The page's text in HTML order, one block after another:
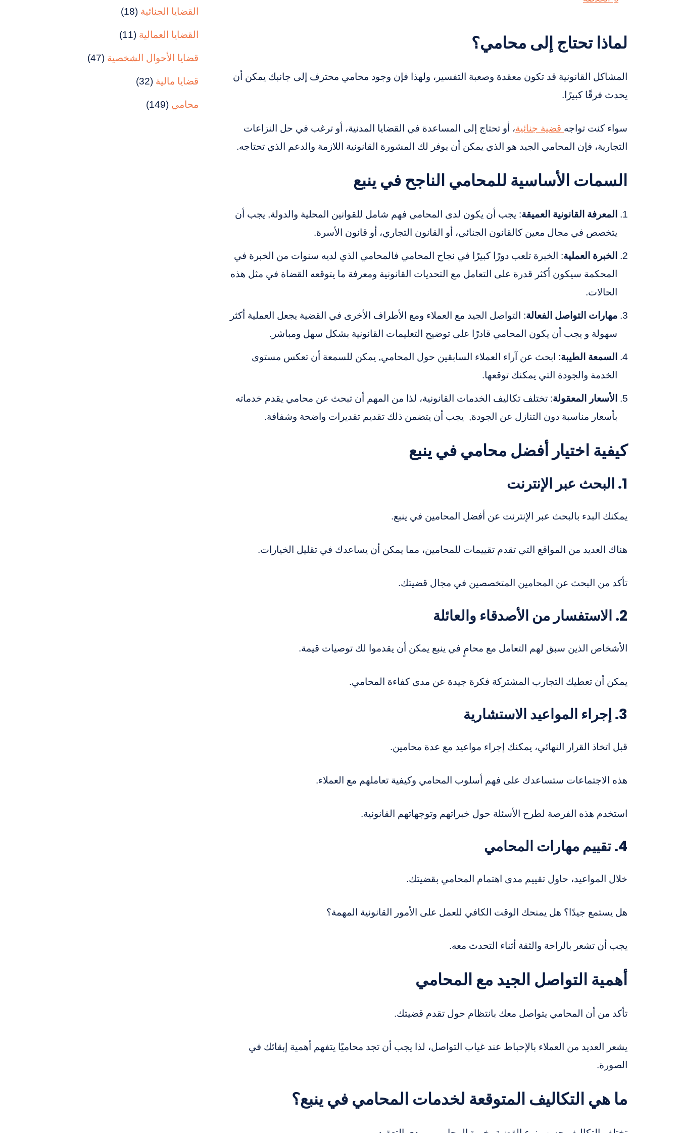
لماذا تحتاج إلى محامي؟
المشاكل القانونية قد تكون معقدة وصعبة التفسير، ولهذا فإن وجود محامي محترف إلى جانبك يمكن أن
يحدث فرقًا كبيرًا.
سواء كنت تواجه قضية جنائية، أو تحتاج إلى المساعدة في القضايا المدنية، أو ترغب في حل النزاعات
التجارية، فإن المحامي الجيد هو الذي يمكن أن يوفر لك المشورة القانونية اللازمة والدعم الذي تحتاجه.
السمات الأساسية للمحامي الناجح في ينبع
المعرفة القانونية العميقة: يجب أن يكون لدى المحامي فهم شامل للقوانين المحلية والدولة, يجب أن
يتخصص في مجال معين كالقانون الجنائي، أو القانون التجاري، أو قانون الأسرة.
الخبرة العملية: الخبرة تلعب دورًا كبيرًا في نجاح المحامي فالمحامي الذي لديه سنوات من الخبرة في
المحكمة سيكون أكثر قدرة على التعامل مع التحديات القانونية ومعرفة ما يتوقعه القضاة في مثل هذه
الحالات.
مهارات التواصل الفعالة: التواصل الجيد مع العملاء ومع الأطراف الأخرى في القضية يجعل العملية أكثر
سهولة و يجب أن يكون المحامي قادرًا على توضيح التعليمات القانونية بشكل سهل ومباشر.
السمعة الطيبة: ابحث عن آراء العملاء السابقين حول المحامي, يمكن للسمعة أن تعكس مستوى
الخدمة والجودة التي يمكنك توقعها.
الأسعار المعقولة: تختلف تكاليف الخدمات القانونية، لذا من المهم أن تبحث عن محامي يقدم خدماته
بأسعار مناسبة دون التنازل عن الجودة, يجب أن يتضمن ذلك تقديم تقديرات واضحة وشفافة.
كيفية اختيار أفضل محامي في ينبع
1. البحث عبر الإنترنت
يمكنك البدء بالبحث عبر الإنترنت عن أفضل المحامين في ينبع.
هناك العديد من المواقع التي تقدم تقييمات للمحامين، مما يمكن أن يساعدك في تقليل الخيارات.
تأكد من البحث عن المحامين المتخصصين في مجال قضيتك.
2. الاستفسار من الأصدقاء والعائلة
الأشخاص الذين سبق لهم التعامل مع محامٍ في ينبع يمكن أن يقدموا لك توصيات قيمة.
يمكن أن تعطيك التجارب المشتركة فكرة جيدة عن مدى كفاءة المحامي.
3. إجراء المواعيد الاستشارية
قبل اتخاذ القرار النهائي، يمكنك إجراء مواعيد مع عدة محامين.
هذه الاجتماعات ستساعدك على فهم أسلوب المحامي وكيفية تعاملهم مع العملاء.
استخدم هذه الفرصة لطرح الأسئلة حول خبراتهم وتوجهاتهم القانونية.
4. تقييم مهارات المحامي
خلال المواعيد، حاول تقييم مدى اهتمام المحامي بقضيتك.
هل يستمع جيدًا؟ هل يمنحك الوقت الكافي للعمل على الأمور القانونية المهمة؟
يجب أن تشعر بالراحة والثقة أثناء التحدث معه.
أهمية التواصل الجيد مع المحامي
تأكد من أن المحامي يتواصل معك بانتظام حول تقدم قضيتك.
يشعر العديد من العملاء بالإحباط عند غياب التواصل، لذا يجب أن تجد محاميًا يتفهم أهمية إبقائك في
الصورة.
ما هي التكاليف المتوقعة لخدمات المحامي في ينبع؟
القضايا الجنائية (18)
القضايا العمالية (11)
قضايا الأحوال الشخصية (47)
قضايا مالية (32)
محامي (149)